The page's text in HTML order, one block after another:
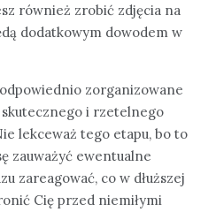
również zrobić zdjęcia na
dodatkowym dowodem w
zorganizowane
i rzetelnego
lekceważ tego etapu, bo to
zauważyć ewentualne
zareagować, co w dłuższej
Cię przed niemiłymi